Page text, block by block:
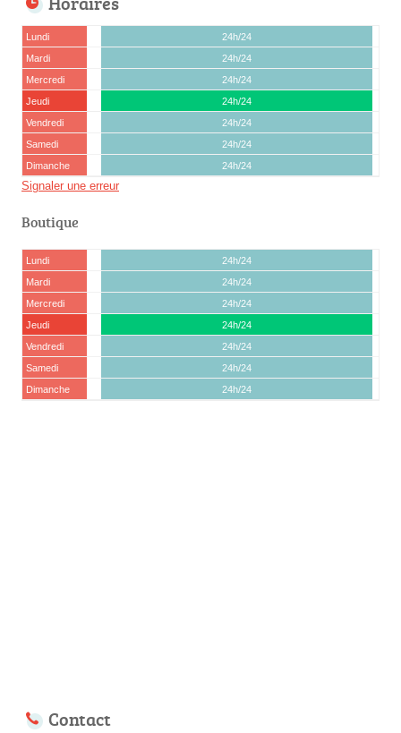
Lundi
24h/24
Mardi
24h/24
Mercredi
24h/24
Jeudi
24h/24
Vendredi
24h/24
Samedi
24h/24
Dimanche
24h/24
Signaler une erreur
Boutique
Lundi
24h/24
Mardi
24h/24
Mercredi
24h/24
Jeudi
24h/24
Vendredi
24h/24
Samedi
24h/24
Dimanche
24h/24
Contact